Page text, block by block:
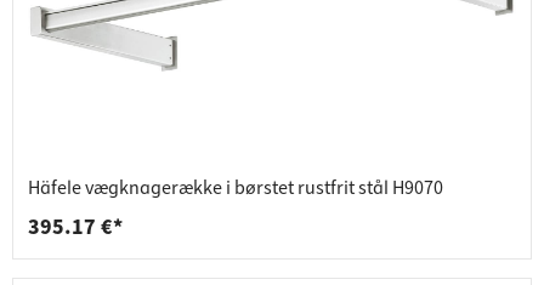
Häfele vægknagerække i børstet rustfrit stål H9070
395.17 €*